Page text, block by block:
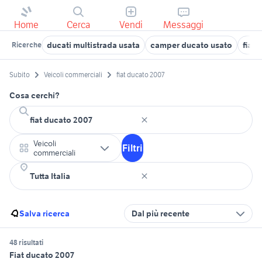
Home Cerca Vendi Messaggi
Ricerche ducati multistrada usata camper ducato usato fiat
Subito Veicoli commerciali fiat ducato 2007
Cosa cerchi?
Veicoli
commerciali
Filtri
Salva ricerca Dal più recente
48 risultati
Fiat ducato 2007